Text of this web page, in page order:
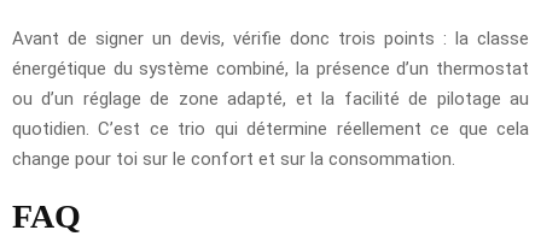
Avant de signer un devis, vérifie donc trois points : la classe
énergétique du système combiné, la présence d’un thermostat
ou d’un réglage de zone adapté, et la facilité de pilotage au
quotidien. C’est ce trio qui détermine réellement ce que cela
change pour toi sur le confort et sur la consommation.
FAQ